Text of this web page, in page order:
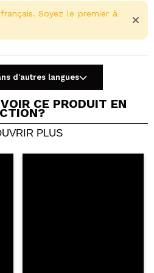
vidéo ou une photo
être la première. Imaginez...
Soyez le premier à
d'autres langues
CE PRODUIT EN
PLUS